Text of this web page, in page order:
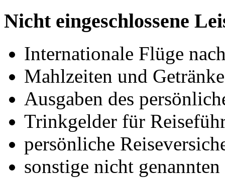
Nicht eingeschlossene
Internationale Flüge
Mahlzeiten und
Ausgaben des
Trinkgelder für
persönliche
sonstige nicht